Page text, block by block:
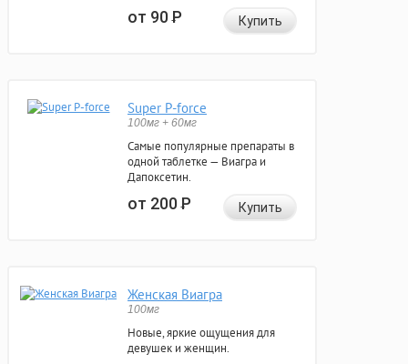
от 90Р Купить
Super P-force
100мг + 60мг
Самые популярные препараты в
одной таблетке — Виагра и
Дапоксетин.
от 200Р Купить
Женская Виагра
100мг
Новые, яркие ощущения для
девушек и женщин.